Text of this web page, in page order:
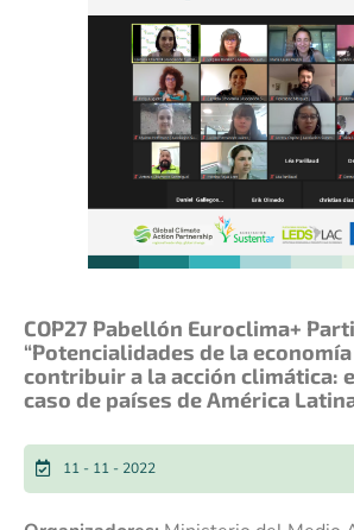
COP27 Pabellón Euroclima+
“Potencialidades de la
contribuir a la acción climática:
caso de países de América
11 - 11 - 2022